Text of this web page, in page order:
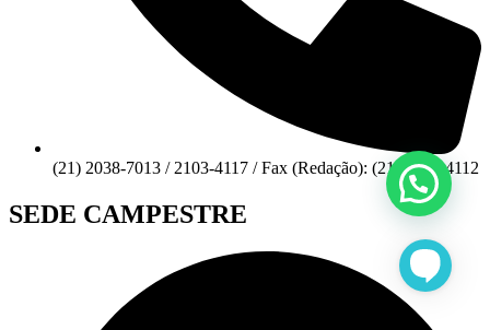
(21) 2038-7013 / 2103-4117 / Fax (Redação): (21) 2103-4112
SEDE CAMPESTRE